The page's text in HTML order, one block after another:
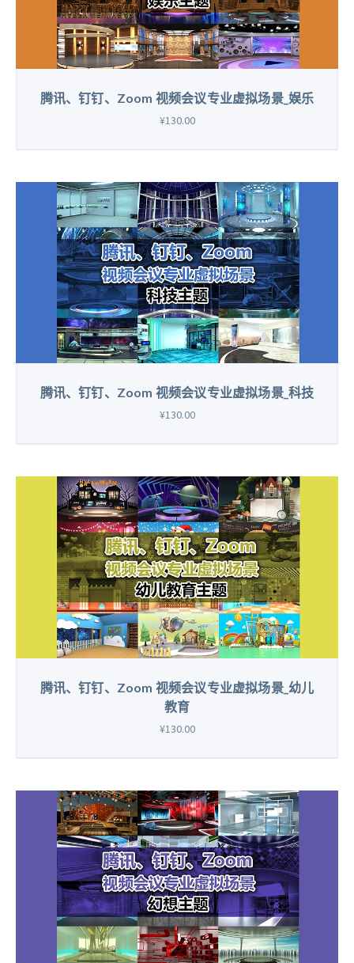
腾讯、钉钉、Zoom 视频会议专业虚拟场景_娱乐
¥130.00
腾讯、钉钉、Zoom 视频会议专业虚拟场景_科技
¥130.00
腾讯、钉钉、Zoom 视频会议专业虚拟场景_幼儿
教育
¥130.00